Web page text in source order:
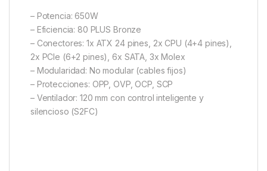
– Potencia: 650W
– Eficiencia: 80 PLUS Bronze
– Conectores: 1x ATX 24 pines, 2x CPU (4+4 pines),
2x PCIe (6+2 pines), 6x SATA, 3x Molex
– Modularidad: No modular (cables fijos)
– Protecciones: OPP, OVP, OCP, SCP
– Ventilador: 120 mm con control inteligente y
silencioso (S2FC)